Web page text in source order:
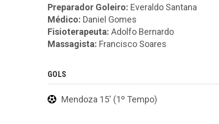
Preparador Goleiro: Everaldo Santana
Médico: Daniel Gomes
Fisioterapeuta: Adolfo Bernardo
Massagista: Francisco Soares
GOLS
Mendoza 15' (1º Tempo)